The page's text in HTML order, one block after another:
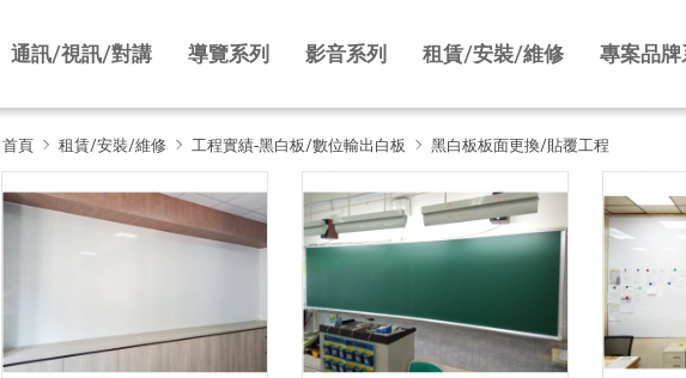
通訊/視訊/對講 導覽系列 影音系列 租賃/安裝/維修 專案品牌
首頁 租賃/安裝/維修 工程實績-黑白板/數位輸出白板 黑白板板面更換/貼覆工程
黑